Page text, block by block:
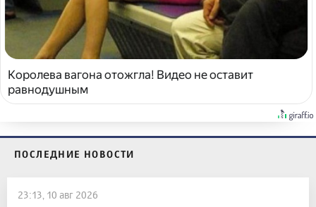
Королева вагона отожгла! Видео не оставит
равнодушным
ПОСЛЕДНИЕ НОВОСТИ
23:13, 10 авг 2026